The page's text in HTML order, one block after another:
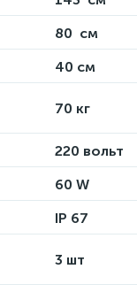
80 см
40 см
70 кг
220 вольт
60 W
IP 67
3 шт